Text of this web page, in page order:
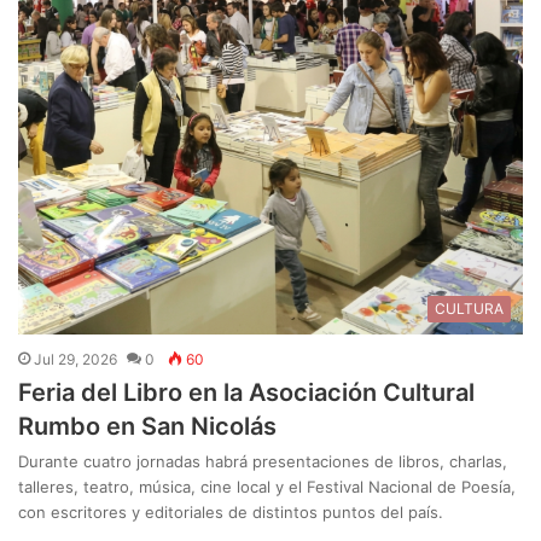
CULTURA
Jul 29, 2026 0 60
Feria del Libro en la Asociación Cultural
Rumbo en San Nicolás
Durante cuatro jornadas habrá presentaciones de libros, charlas,
talleres, teatro, música, cine local y el Festival Nacional de Poesía,
con escritores y editoriales de distintos puntos del país.